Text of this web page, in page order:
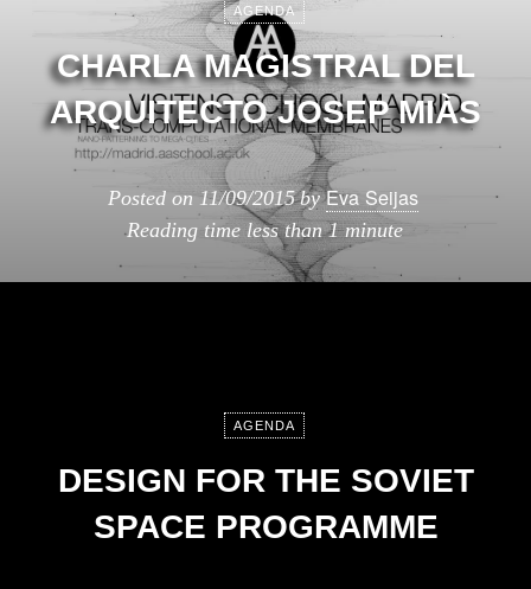
AGENDA
CHARLA MAGISTRAL DEL
ARQUITECTO JOSEP MIÀS
Posted on 11/09/2015 byEva Seijas
Reading time less than 1 minute
AGENDA
DESIGN FOR THE SOVIET
SPACE PROGRAMME